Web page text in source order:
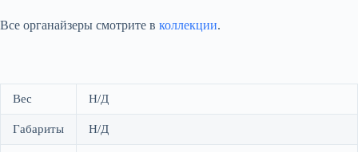
Все органайзеры смотрите в коллекции.
Вес Н/Д
Габариты Н/Д